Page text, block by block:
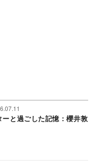
ーと過ごした記憶：櫻井敦